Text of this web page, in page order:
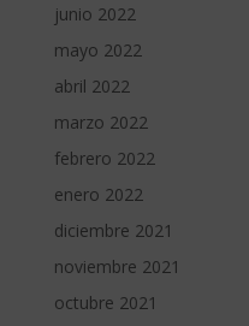
junio 2022
mayo 2022
abril 2022
marzo 2022
febrero 2022
enero 2022
diciembre 2021
noviembre 2021
octubre 2021